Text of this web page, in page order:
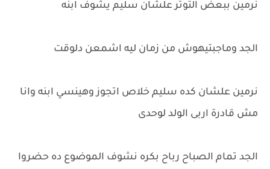
نرمين ببعض التوتر علشان سليم يشوف ابنه
الجد وماجبتيهوش من زمان ليه اشمعن دلوقت
نرمين علشان كده سليم خلاص اتجوز وهينسي ابنه وانا
مش قادرة اربى الولد لوحدى
الجد تمام الصباح رباح بكره نشوف الموضوع ده حضروا